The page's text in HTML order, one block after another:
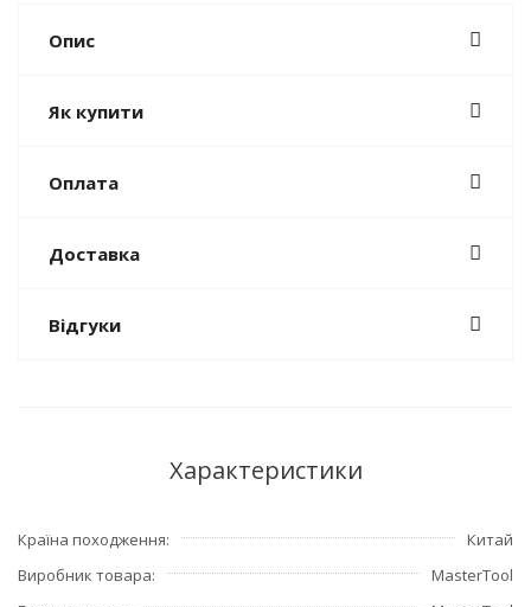
Опис
Як купити
Оплата
Доставка
Відгуки
Характеристики
Країна походження
Китай
Виробник товара
MasterTool